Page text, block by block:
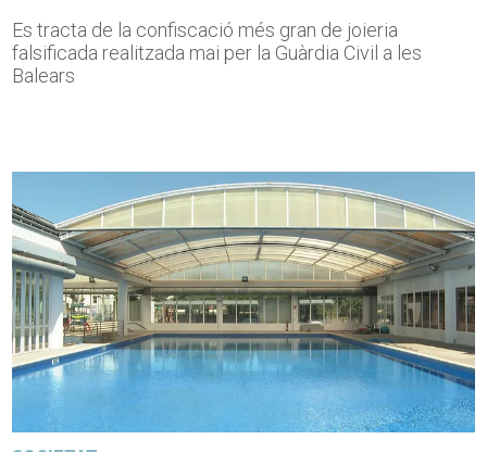
Es tracta de la confiscació més gran de joieria
falsificada realitzada mai per la Guàrdia Civil a les
Balears